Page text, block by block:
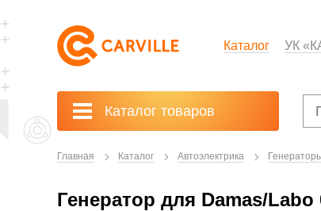
Каталог УК
Каталог товаров
Главная Каталог Автоэлектрика
Генератор для Damas/Labo